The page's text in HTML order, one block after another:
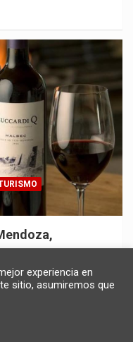
experiencia en
sitio, asumiremos que